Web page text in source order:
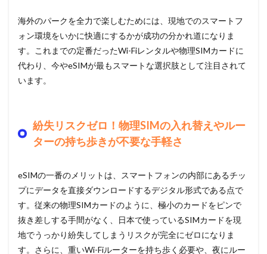
海外のパークを全力で楽しむためには、現地でのスマートフ
ォン環境をいかに快適にするかが成功の分かれ道になりま
す。これまでの定番だったWi-Fiレンタルや物理SIMカードに
代わり、今やeSIMが最もスマートな選択肢として注目されて
います。
紛失リスクゼロ！物理SIMの入れ替えやルー
ターの持ち歩きが不要な手軽さ
eSIMの一番のメリットは、スマートフォンの内部にあるチッ
プにデータを直接ダウンロードするデジタル形式である点で
す。従来の物理SIMカードのように、極小のカードをピンで
抜き差しする手間がなく、日本で使っているSIMカードを現
地でうっかり紛失してしまうリスクが完全にゼロになりま
す。さらに、重いWi-Fiルーターを持ち歩く必要や、夜にルー